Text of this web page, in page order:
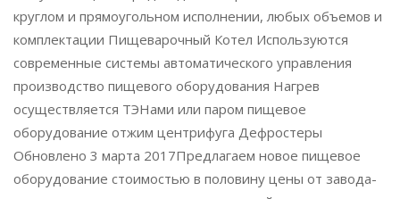
круглом и прямоугольном исполнении, любых объемов и
комплектации Пищеварочный Котел Используются
современные системы автоматического управления
производство пищевого оборудования Нагрев
осуществляется ТЭНами или паром пищевое
оборудование отжим центрифуга Дефростеры
Обновлено 3 марта 2017Предлагаем новое пищевое
оборудование стоимостью в половину цены от завода-